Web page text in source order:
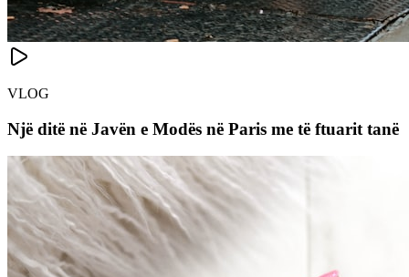
VLOG
Një ditë në Javën e Modës në Paris me të ftuarit tanë